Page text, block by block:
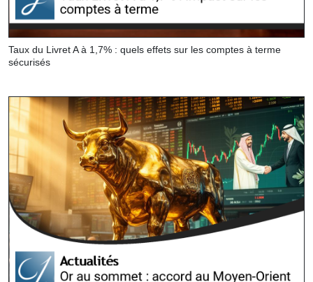
Taux du Livret A à 1,7% : quels effets sur les comptes à terme
sécurisés